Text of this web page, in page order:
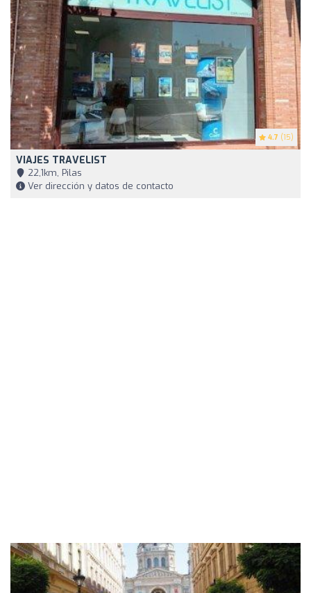
4.7 (15)
VIAJES TRAVELIST
22,1km, Pilas
Ver dirección y datos de contacto